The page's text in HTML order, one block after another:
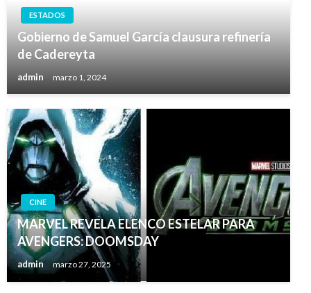
ESTADOS
Gobierno de Samuel García clausura refinería
de Cadereyta
admin marzo 1, 2024
CINE
MARVEL REVELA ELENCO ESTELAR PARA
AVENGERS: DOOMSDAY
admin marzo 27, 2025